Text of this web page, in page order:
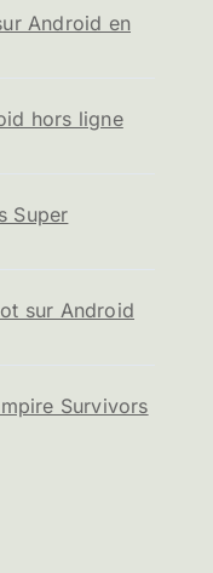
Android en
hors ligne
Super
sur Android
Survivors